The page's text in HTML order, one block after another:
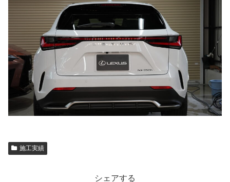
施工実績
シェアする